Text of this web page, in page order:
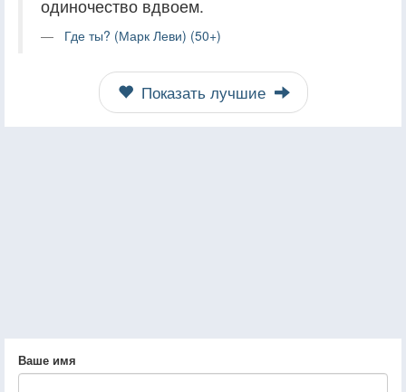
одиночество вдвоем.
Где ты? (Марк Леви) (50+)
Показать лучшие
Ваше имя